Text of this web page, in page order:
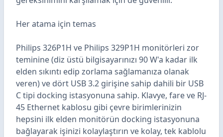
Her atama için temas
Philips 326P1H ve Philips 329P1H monitörleri zor
teminine (diz üstü bilgisayarınızı 90 W'a kadar ilk
elden sıkıntı edip zorlama sağlamanıza olanak
veren) ve dört USB 3.2 girişine sahip dahili bir USB
C tipi docking istasyonuna sahip. Klavye, fare ve RJ-
45 Ethernet kablosu gibi çevre birimlerinizin
hepsini ilk elden monitörün docking istasyonuna
bağlayarak işinizi kolaylaştırın ve kolay, tek kablolu